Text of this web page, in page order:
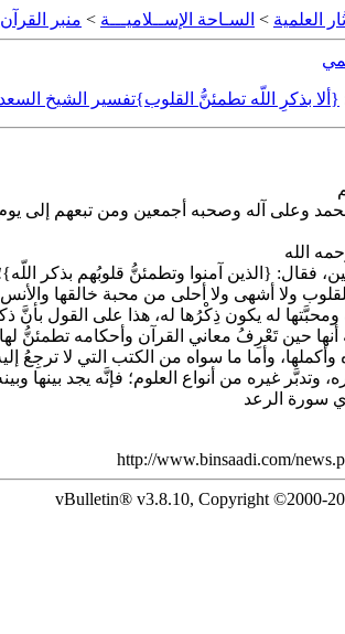
العلمية > السـاحة الإســلاميـــة > منبر
{ألا بذكرِ اللّه تطمئنُّ القلوب}تفسير الشيخ
وعلى آله وصحبه أجمعين ومن تبعهم إلى يوم
الله
فقال: {الذين آمنوا وتطمئنُّ قلوبُهم بذكر
ولا أشهى ولا أحلى من محبة خالقها
له يكون ذِكْرُها له، هذا على القول بأنَّ
أنها حين تَعْرِفُ معاني القرآن وأحكامه تطمئنُّ
وأما ما سواه من الكتب التي لا ترجِعُ
وتدبَّر غيره من أنواع العلوم؛ فإنَّه يجد بينها
سورة الرعد
http://www.binsaadi.com/
vBulletin® v3.8.10, Copyright ©2000-